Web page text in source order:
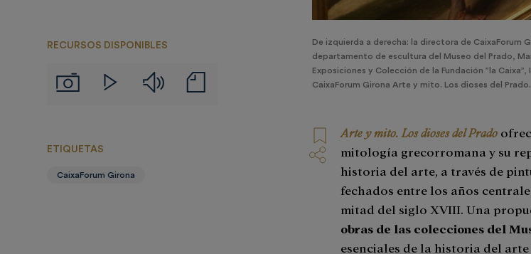
De izquierda a derecha: la directora de CaixaForum
departamento de escultura del Museo del Prado,
Exposiciones y Colección de la Fundación ”la
CaixaForum Girona Arte y mito. Los dioses del Prado.
RECURSOS DISPONIBLES
ImágenesVideos Audios
de
Arte y mito. Los dioses del Prado
mitología grecorromana y su
historia del arte, a través de
fechados entre los años
mitad del siglo XVIII. Una
obras de las colecciones del
esenciales de la historia del
ETIQUETAS
CaixaForum Girona